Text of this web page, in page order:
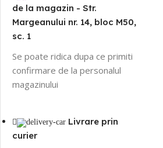
de la magazin - Str.
Margeanului nr. 14, bloc M50,
sc. 1
Se poate ridica dupa ce primiti
confirmare de la personalul
magazinului
Livrare prin
curier